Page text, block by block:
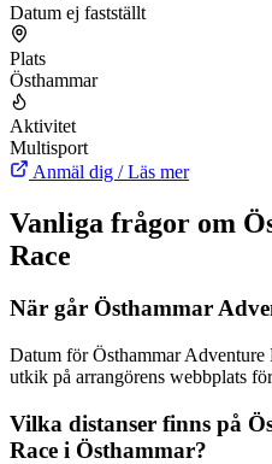
Datum ej fastställt
Plats
Östhammar
Aktivitet
Multisport
Anmäl dig / Läs mer
Vanliga frågor om
Race
När går Östhammar
Datum för Östhammar Adventure
utkik på arrangörens webbplats
Vilka distanser finns på
Race i Östhammar?